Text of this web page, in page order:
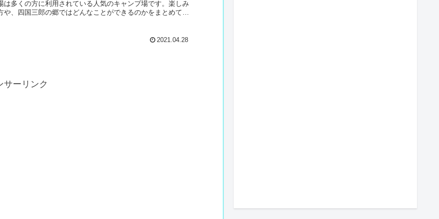
は多くの方に利用されている人気のキャンプ場です。楽しみ
や、四国三郎の郷ではどんなことができるのかをまとめてい
2021.04.28
サーリンク